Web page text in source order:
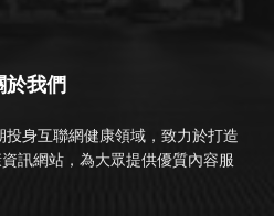
於我們
身互聯網健康領域，致力於打造
訊網站，為大眾提供優質內容服